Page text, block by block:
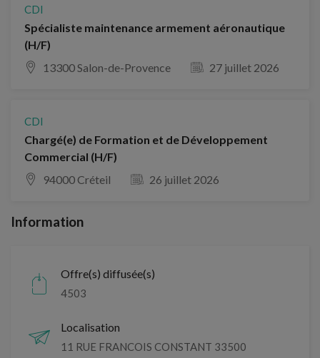
CDI
Spécialiste maintenance armement aéronautique
(H/F)
13300 Salon-de-Provence
27 juillet 2026
CDI
Chargé(e) de Formation et de Développement
Commercial (H/F)
94000 Créteil
26 juillet 2026
Information
Offre(s) diffusée(s)
4503
Localisation
11 RUE FRANCOIS CONSTANT 33500